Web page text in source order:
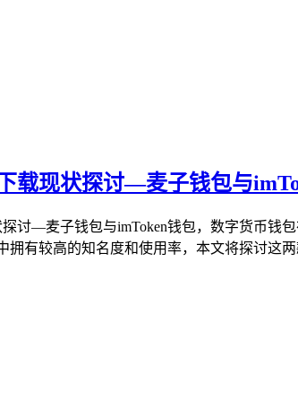
载现状探讨—麦子钱包与
讨—麦子钱包与imToken钱包，数字货币钱
拥有较高的知名度和使用率，本文将探讨这